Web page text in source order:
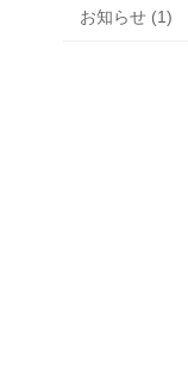
お知らせ (1)